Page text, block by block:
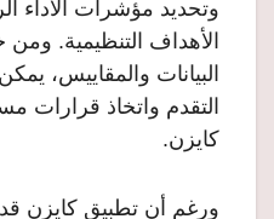
وتحديد مؤشرات الأداء
الأهداف التنظيمية. ومن
البيانات والمقاييس،
التقدم واتخاذ قرارات
كايزن.
ورغم أن تطبيق كايزن